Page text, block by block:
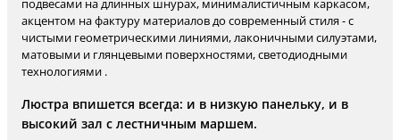
подвесами на длинных шнурах, минималистичным каркасом,
акцентом на фактуру материалов до современный стиля - с
чистыми геометрическими линиями, лаконичными силуэтами,
матовыми и глянцевыми поверхностями, светодиодными
технологиями .
Люстра впишется всегда: и в низкую панельку, и в
высокий зал с лестничным маршем.